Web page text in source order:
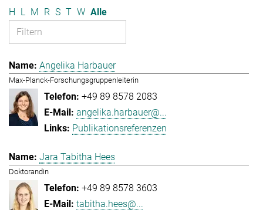
H L M R S T W Alle
Angelika Harbauer
Max-Planck-Forschungsgruppenleiterin
+49 89 8578 2083
angelika.harbauer@...
Publikationsreferenzen
Jara Tabitha Hees
Doktorandin
+49 89 8578 3603
tabitha.hees@...